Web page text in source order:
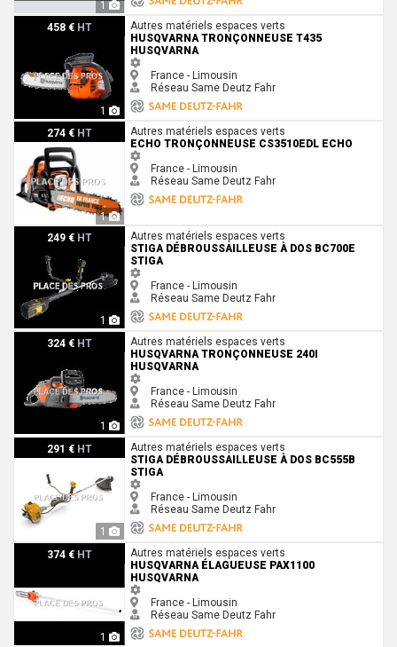
1
458 € HT
1
Husqvarna Tronçonneuse T435 Husqvarna
Autres matériels espaces verts
HUSQVARNA TRONÇONNEUSE T435
HUSQVARNA
France - Limousin
Réseau Same Deutz Fahr
274 € HT
1
Echo Tronçonneuse CS3510EDL EchoAutres matériels espaces verts
ECHO TRONÇONNEUSE CS3510EDL ECHO
France - Limousin
Réseau Same Deutz Fahr
249 € HT
1
Stiga Débroussailleuse à dos BC700E Stiga
Autres matériels espaces verts
STIGA DÉBROUSSAILLEUSE À DOS BC700E
STIGA
France - Limousin
Réseau Same Deutz Fahr
324 € HT
1
Husqvarna Tronçonneuse 240i Husqvarna
Autres matériels espaces verts
HUSQVARNA TRONÇONNEUSE 240I
HUSQVARNA
France - Limousin
Réseau Same Deutz Fahr
291 € HT
1
Stiga Débroussailleuse à dos BC555B Stiga
Autres matériels espaces verts
STIGA DÉBROUSSAILLEUSE À DOS BC555B
STIGA
France - Limousin
Réseau Same Deutz Fahr
374 € HT
1
Husqvarna Élagueuse PAX1100 Husqvarna
Autres matériels espaces verts
HUSQVARNA ÉLAGUEUSE PAX1100
HUSQVARNA
France - Limousin
Réseau Same Deutz Fahr